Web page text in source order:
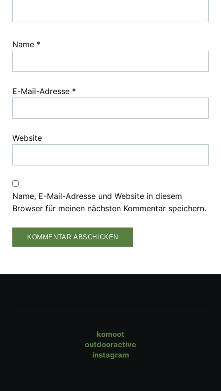
Name *
E-Mail-Adresse *
Website
Name, E-Mail-Adresse und Website in diesem
Browser für meinen nächsten Kommentar speichern.
komoot
outdooractive
instagram